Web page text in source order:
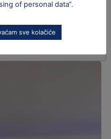
of personal data“.
sve kolačiće